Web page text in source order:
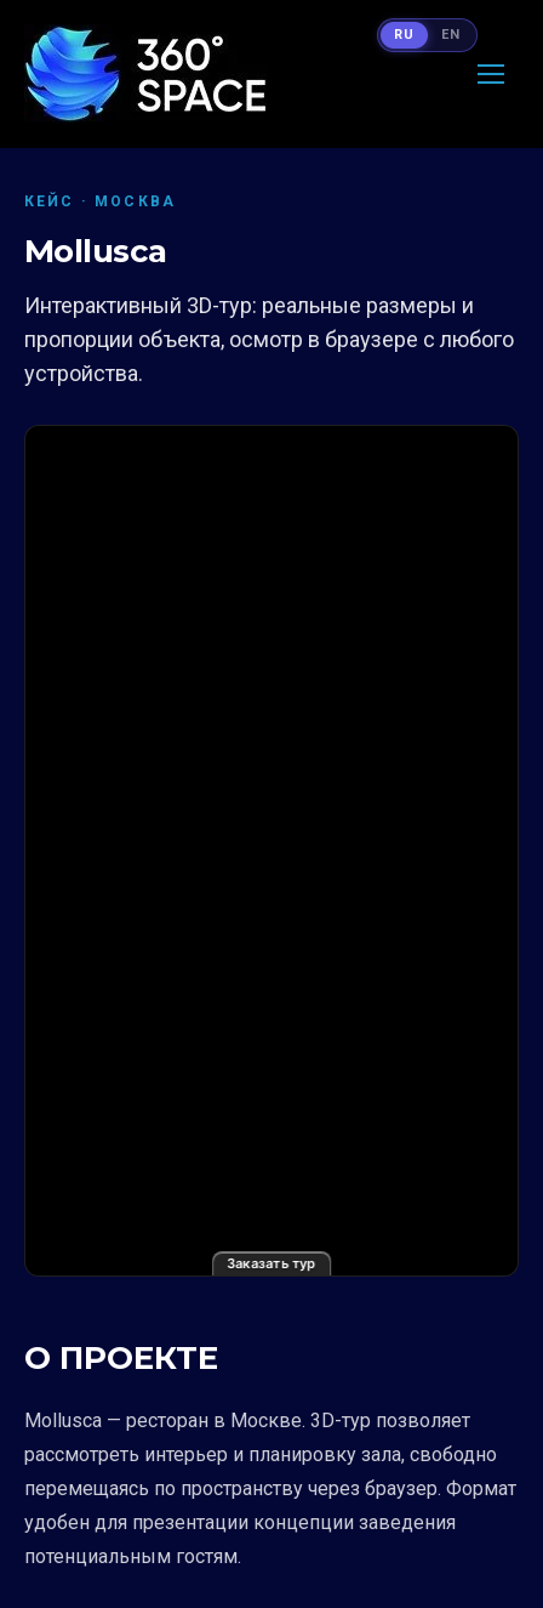
КЕЙС · МОСКВА
Mollusca
Интерактивный 3D-тур: реальные размеры и
пропорции объекта, осмотр в браузере с любого
устройства.
Заказать тур
О ПРОЕКТЕ
Mollusca — ресторан в Москве. 3D-тур позволяет
рассмотреть интерьер и планировку зала, свободно
перемещаясь по пространству через браузер. Формат
удобен для презентации концепции заведения
потенциальным гостям.
RU EN